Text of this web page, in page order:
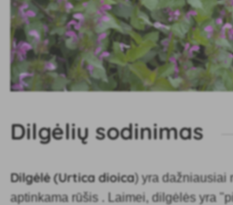
Dilgėlių sodinimas
Dilgėlė (Urtica dioica) yra dažniausiai
aptinkama rūšis . Laimei, dilgėlės yra